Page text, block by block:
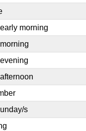
morning
s